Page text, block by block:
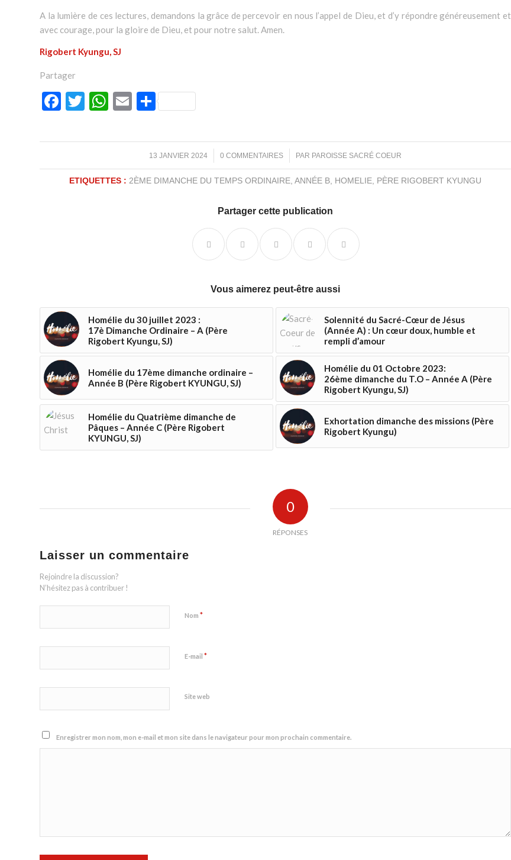
A la lumière de ces lectures, demandons la grâce de percevoir en nous l’appel de Dieu, et d’y répondre généreusement et
avec courage, pour la gloire de Dieu, et pour notre salut.Amen.
Rigobert Kyungu, SJ
Partager
Facebook
Twitter
WhatsApp
EmailPartager
13 JANVIER 2024
/ 0 COMMENTAIRES
/ PAR PAROISSE SACRÉ COEUR
ETIQUETTES : 2ÈME DIMANCHE DU TEMPS ORDINAIRE ANNÉE B HOMELIE PÈRE RIGOBERT KYUNGU
Partager cette publication
Vous aimerez peut-être aussi
Homélie du 30 juillet 2023 :
17è Dimanche Ordinaire – A (Père
Rigobert Kyungu, SJ)
Solennité du Sacré-Cœur de Jésus
(Année A) : Un cœur doux, humble et
rempli d’amour
Homélie du 17ème dimanche ordinaire –
Année B (Père Rigobert KYUNGU, SJ)
Homélie du 01 Octobre 2023:
26ème dimanche du T.O – Année A (Père
Rigobert Kyungu, SJ)
Homélie du Quatrième dimanche de
Pâques – Année C (Père Rigobert
KYUNGU, SJ)
Exhortation dimanche des missions (Père
Rigobert Kyungu)
0
RÉPONSES
Laisser un commentaire
Rejoindre la discussion?
N’hésitez pas à contribuer !
Nom *
E-mail *
Site web
Enregistrer mon nom, mon e-mail et mon site dans le navigateur pour mon prochain commentaire.